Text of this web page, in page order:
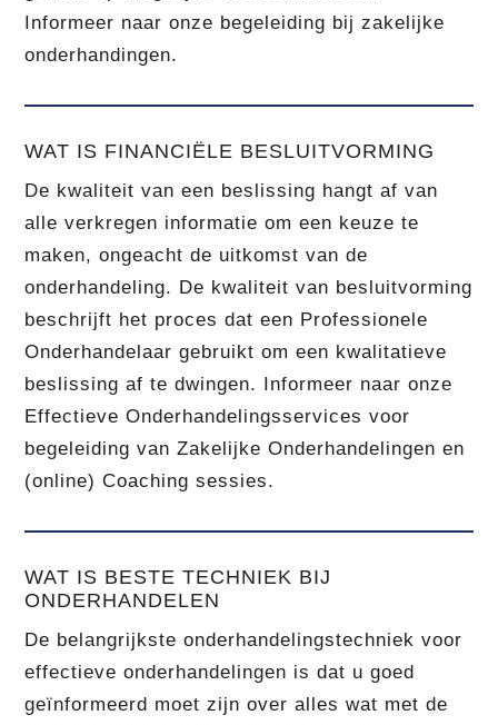
Informeer naar onze begeleiding bij zakelijke
onderhandingen.
WAT IS FINANCIËLE BESLUITVORMING
De kwaliteit van een beslissing hangt af van
alle verkregen informatie om een keuze te
maken, ongeacht de uitkomst van de
onderhandeling. De kwaliteit van besluitvorming
beschrijft het proces dat een Professionele
Onderhandelaar gebruikt om een kwalitatieve
beslissing af te dwingen. Informeer naar onze
Effectieve Onderhandelingsservices voor
begeleiding van Zakelijke Onderhandelingen en
(online) Coaching sessies.
WAT IS BESTE TECHNIEK BIJ
ONDERHANDELEN
De belangrijkste onderhandelingstechniek voor
effectieve onderhandelingen is dat u goed
geïnformeerd moet zijn over alles wat met de